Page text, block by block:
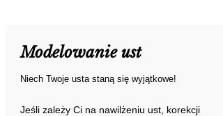
Modelowanie ust
Niech Twoje usta staną się wyjątkowe!
Jeśli zależy Ci na nawilżeniu ust, korekcji